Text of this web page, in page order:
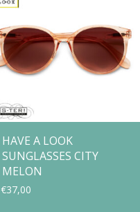
HAVE A LOOK
SUNGLASSES CITY
MELON
€37,00